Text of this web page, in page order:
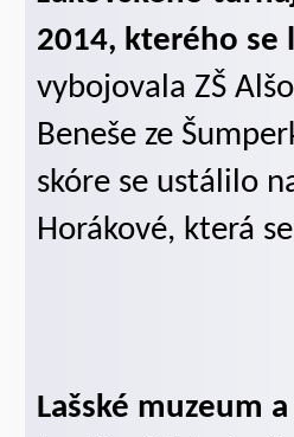
2014, kterého se
vybojovala ZŠ
Beneše ze
skóre se ustálilo
Horákové, která
Lašské muzeum